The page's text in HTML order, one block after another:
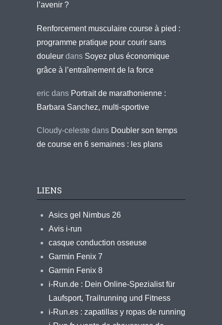
l’avenir ?
Renforcement musculaire course à pied :
programme pratique pour courir sans
douleur dans Soyez plus économique
grâce à l’entraînement de la force
eric dans Portrait de marathonienne :
Barbara Sanchez, multi-sportive
Cloudy-celeste dans Doubler son temps
de course en 6 semaines : les plans
LIENS
Asics gel Nimbus 26
Avis i-run
casque conduction osseuse
Garmin Fenix 7
Garmin Fenix 8
i-Run.de : Dein Online-Spezialist für
Laufsport, Trailrunning und Fitness
i-Run.es : zapatillas y ropas de running